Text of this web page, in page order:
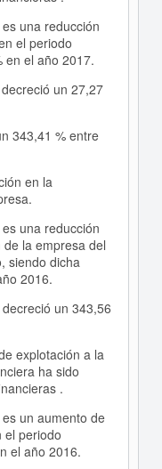
una reducción
el periodo
en el año 2017.
un 27,27
343,41 % entre
en la
una reducción
la empresa del
siendo dicha
2016.
un 343,56
explotación a la
ha sido
.
un aumento de
el periodo
el año 2016.